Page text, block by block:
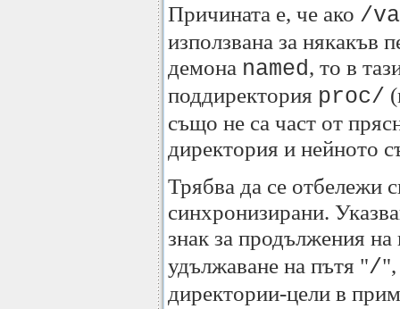
Причината е, че ако /
използвана за някакъв
демона named, то в
поддиректория proc/
също не са част от
директория и нейното
Трябва да се отбележи
синхронизирани.
знак за продължения на
удължаване на пътя "/",
директории-цели в